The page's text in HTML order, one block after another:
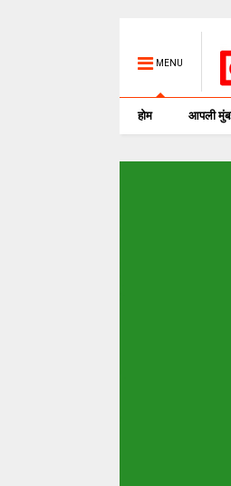
MENU
होम आपली